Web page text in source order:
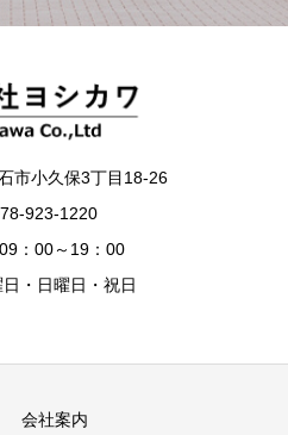
市小久保3丁目18-26
923-1220
：00～19：00
・日曜日・祝日
会社案内